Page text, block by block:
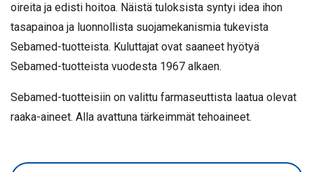
oireita ja edisti hoitoa. Näistä tuloksista syntyi idea ihon
tasapainoa ja luonnollista suojamekanismia tukevista
Sebamed-tuotteista. Kuluttajat ovat saaneet hyötyä
Sebamed-tuotteista vuodesta 1967 alkaen.
Sebamed-tuotteisiin on valittu farmaseuttista laatua olevat
raaka-aineet. Alla avattuna tärkeimmät tehoaineet.